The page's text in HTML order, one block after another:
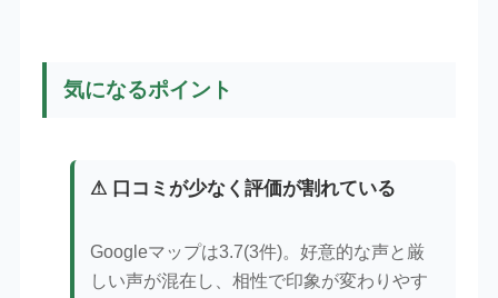
気になるポイント
⚠ 口コミが少なく評価が割れている
Googleマップは3.7(3件)。好意的な声と厳
しい声が混在し、相性で印象が変わりやす